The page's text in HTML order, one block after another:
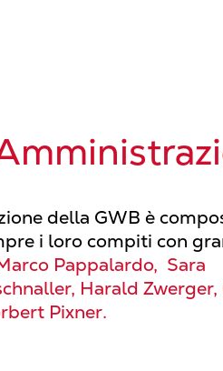
della GWB è
i loro compiti con
Pappalardo, Sara
Harald
Pixner.